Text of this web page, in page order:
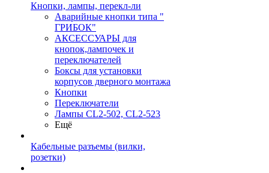
Кнопки, лампы, перекл-ли
Аварийные кнопки типа "
ГРИБОК"
АКСЕССУАРЫ для
кнопок,лампочек и
переключателей
Боксы для установки
корпусов дверного монтажа
Кнопки
Переключатели
Лампы CL2-502, CL2-523
Ещё
Кабельные разъемы (вилки,
розетки)